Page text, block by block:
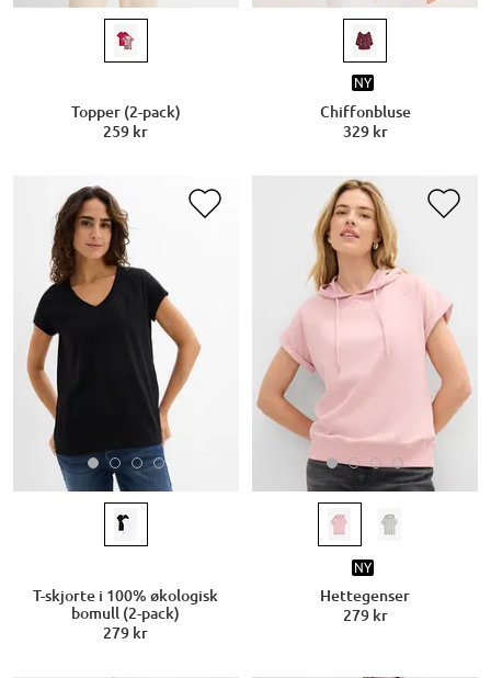
Topper (2-pack)
259 kr
NY
Chiffonbluse
329 kr
T-skjorte i 100% økologisk
bomull (2-pack)
279 kr
NY
Hettegenser
279 kr